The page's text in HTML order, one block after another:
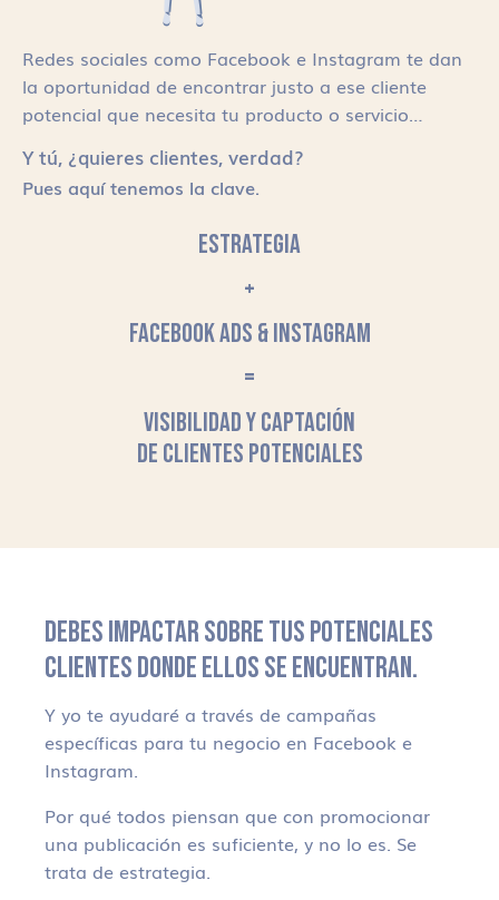
Redes sociales como Facebook e Instagram te dan
la oportunidad de encontrar justo a ese cliente
potencial que necesita tu producto o servicio…
Y tú, ¿quieres clientes, verdad?
Pues aquí tenemos la clave.
ESTRATEGIA
+
FACEBOOK ADS & INSTAGRAM
=
VISIBILIDAD Y CAPTACIÓN
DE CLIENTES POTENCIALES
DEBES IMPACTAR SOBRE TUS POTENCIALES
CLIENTES DONDE ELLOS SE ENCUENTRAN.
Y yo te ayudaré a través de campañas
específicas para tu negocio en Facebook e
Instagram.
Por qué todos piensan que con promocionar
una publicación es suficiente, y no lo es. Se
trata de estrategia.